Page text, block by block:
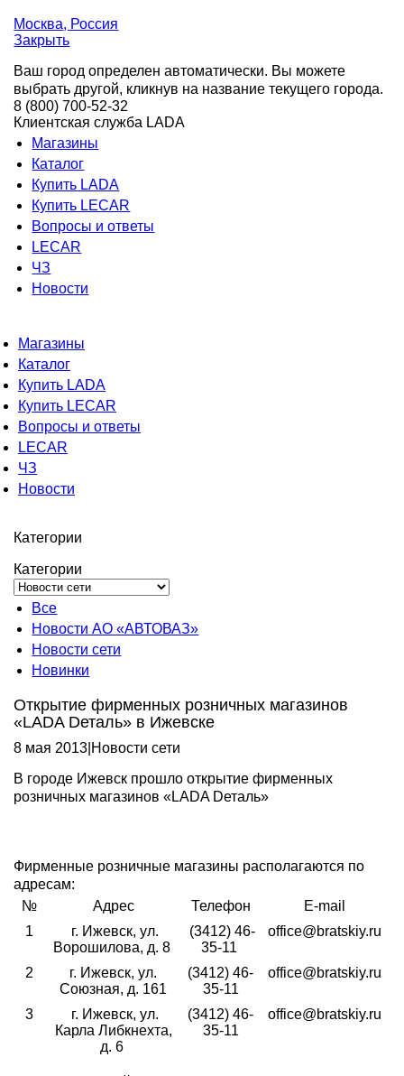
Москва, Россия
Закрыть
Ваш город определен автоматически. Вы можете
выбрать другой, кликнув на название текущего города.
8 (800) 700-52-32
Клиентская служба LADA
Магазины
Каталог
Купить LADA
Купить LECAR
Вопросы и ответы
LECAR
ЧЗ
Новости
Магазины
Каталог
Купить LADA
Купить LECAR
Вопросы и ответы
LECAR
ЧЗ
Новости
Категории
Категории
Все
Новости АО «АВТОВАЗ»
Новости сети
Новинки
Открытие фирменных розничных магазинов
«LADA Dеталь» в Ижевске
8 мая 2013 Новости сети
В городе Ижевск прошло открытие фирменных
розничных магазинов «LADA Dеталь»
Фирменные розничные магазины располагаются по
адресам:
№
Адрес Телефон
E-mail
1
г. Ижевск, ул.
Ворошилова, д. 8
(3412) 46-
35-11
office@bratskiy.ru
2
г. Ижевск, ул.
Союзная, д. 161
(3412) 46-
35-11
office@bratskiy.ru
3
г. Ижевск, ул.
Карла Либкнехта,
д. 6
(3412) 46-
35-11
office@bratskiy.ru